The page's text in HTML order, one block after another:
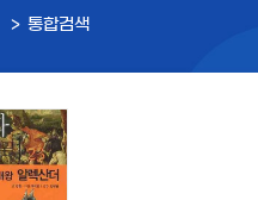
통합검색